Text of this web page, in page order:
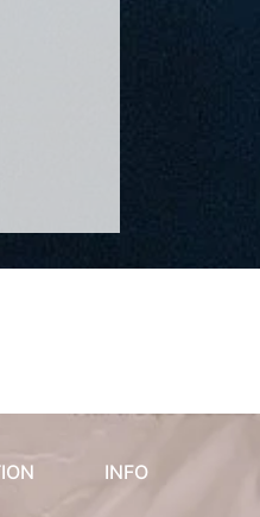
INFO